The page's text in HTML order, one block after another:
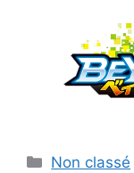
Catégories
Non classé